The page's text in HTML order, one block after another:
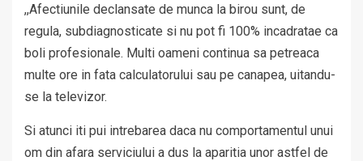
,,Afectiunile declansate de munca la birou sunt, de
regula, subdiagnosticate si nu pot fi 100% incadratae ca
boli profesionale. Multi oameni continua sa petreaca
multe ore in fata calculatorului sau pe canapea, uitandu-
se la televizor.
Si atunci iti pui intrebarea daca nu comportamentul unui
om din afara serviciului a dus la aparitia unor astfel de